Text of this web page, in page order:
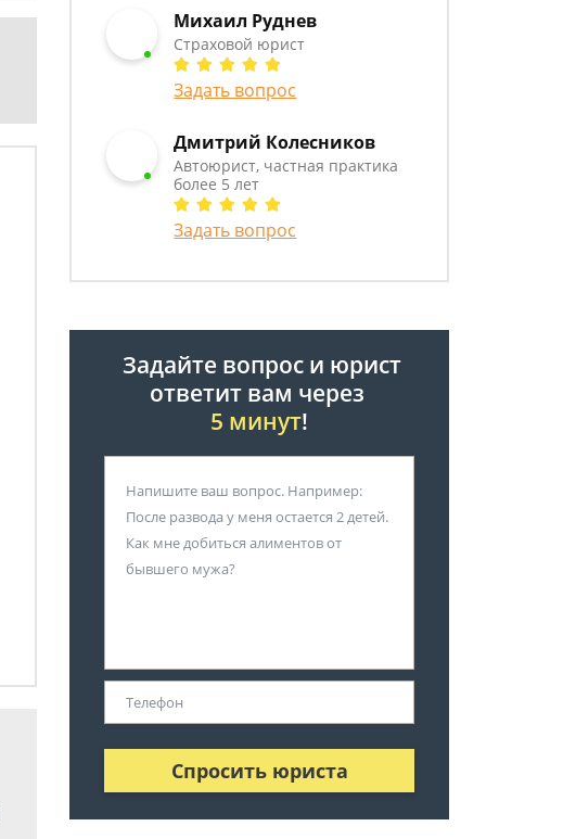
Михаил Руднев
Страховой юрист
Задать вопрос
Дмитрий Колесников
Автоюрист, частная практика
более 5 лет
Задать вопрос
Задайте вопрос и юрист
ответит вам через
5 минут!
Спросить юриста